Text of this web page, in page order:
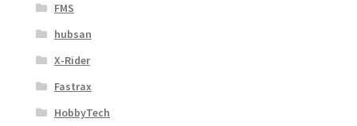
FMS
hubsan
X-Rider
Fastrax
HobbyTech